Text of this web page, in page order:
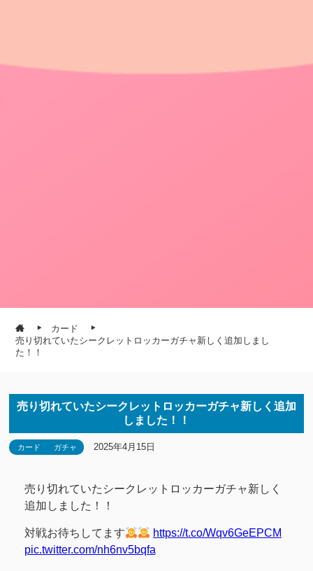
カード
売り切れていたシークレットロッカーガチャ新しく追加しまし
た！！
売り切れていたシークレットロッカーガチャ新しく追加
しました！！
カード ガチャ 2025年4月15日
売り切れていたシークレットロッカーガチャ新しく
追加しました！！
対戦お待ちしてます
https://t.co/Wqv6GeEPCM
pic.twitter.com/nh6nv5bqfa